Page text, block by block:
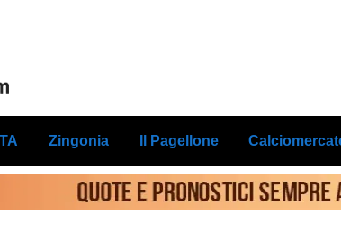
Zingonia Il Pagellone